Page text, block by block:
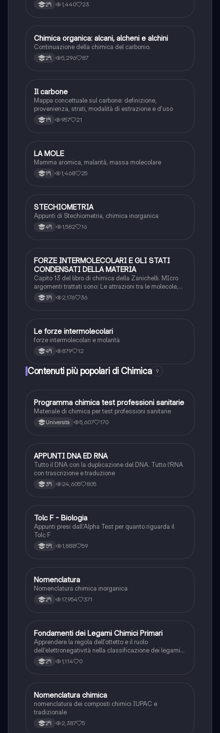
2ªl 1,440 23
Chimica
Chimica organica: alcani, alcheni e alchini
Continuazione della chimica del carbonio.
2ªl 5,296 87
Fisica
Il carbone
Mappa concettuale sul carbone: definizione,
provenienza, strati, modalità di estrazione e d'uso
1ªl 957 21
Chimica
LA MOLE
Mamma aromica, malarità, massa molecolare
1ªl 1,468 25
Chimica
STECHIOMETRIA
Appunti di Stechiometria, chimica inorganica
4ªl 1,582 16
Chimica
FORZE INTERMOLECOLARI E GLI STATI
CONDENSATI DELLA MATERIA
Capito 13 del libro di chimica della Zanichelli. MIcro
argomenti trattati sono: Le attrazioni tra le molecole,
Molecole polari e non polari, Le forze dipolo-dipolo e di
London, Il legame a idrogeno, Legami a confronto, Le
3ªl 2,176 36
Chimica
Le forze intermolecolari
forze intermolecolari e molarità
4ªl 879 12
Contenuti più popolari di Chimica 9
Chimica
Programma chimica test professioni sanitarie
Materiale di chimica per test professioni sanitarie
Università 5,607 170
Scienze
APPUNTI DNA ED RNA
Tutto il DNA con la duplicazione del DNA. Tutto l’RNA
con trascrizione e traduzione
3ªl 24,605 805
Chimica
Tolc F - Biologia
Appunti presi dall'Alpha Test per quanto riguarda il
Tolc F
5ªl 1,888 59
Chimica
Nomenclatura
Nomenclatura chimica inorganica
2ªl 17,954 371
FChimica
Fondamenti dei Legami Chimici Primari
Apprendere la regola dell'ottetto e il ruolo
dell'elettronegatività nella classificazione dei legami
chimici forti.
2ªl 1,114 0
NChimica
Nomenclatura chimica
nomenclatura dei composti chimici IUPAC e
tradizionale
2ªl 2,387 5